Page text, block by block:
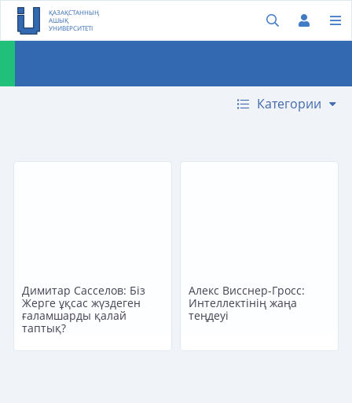
ҚАЗАҚСТАННЫҢ
АШЫҚ
УНИВЕРСИТЕТІ
Категории
Димитар Сасселов: Біз
Жерге ұқсас жүздеген
ғаламшарды қалай
таптық?
Алекс Висснер-Гросс:
Интеллектінің жаңа
теңдеуі